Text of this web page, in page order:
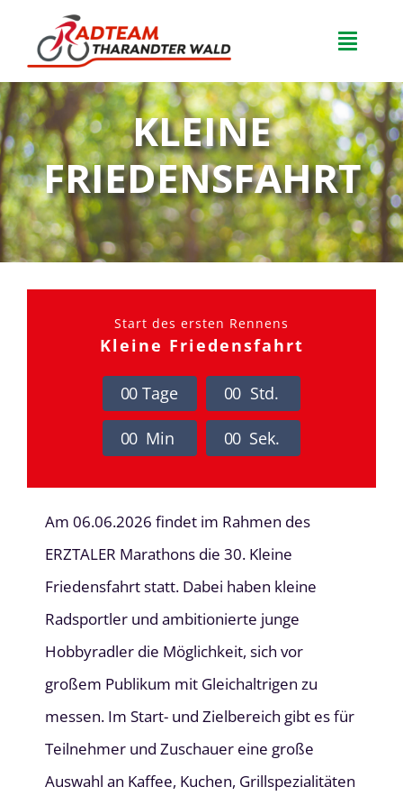
Inhalt
springen
Toggle
Home
Team
Veranstaltungen
Neuigkeiten
KLEINE
FRIEDENSFAHRT
Start des ersten Rennens
Kleine Friedensfahrt
00 Tage 00 Std.
00 Min 00 Sek.
Am 06.06.2026 findet im Rahmen des
ERZTALER Marathons die 30. Kleine
Friedensfahrt statt. Dabei haben kleine
Radsportler und ambitionierte junge
Hobbyradler die Möglichkeit, sich vor
großem Publikum mit Gleichaltrigen zu
messen. Im Start- und Zielbereich gibt es für
Teilnehmer und Zuschauer eine große
Auswahl an Kaffee, Kuchen, Grillspezialitäten